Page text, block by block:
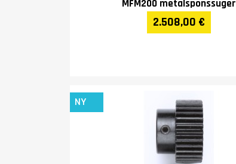
MFM200 metalsponssuger
2.508,00 €
NY